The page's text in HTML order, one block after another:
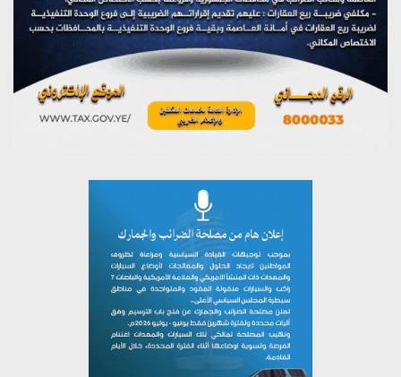
تستمعون لبرنامج (مع السيد القائد)
يوليو 26, 2026